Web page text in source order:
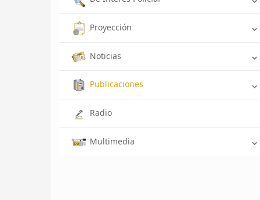
Proyección
Noticias
Publicaciones
Radio
Multimedia